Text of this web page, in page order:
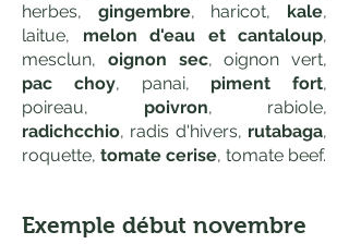
herbes, gingembre, haricot, kale,
laitue, melon d'eau et cantaloup,
mesclun, oignon sec, oignon vert,
pac choy, panai, piment fort,
poireau, poivron, rabiole,
radichcchio, radis d'hivers, rutabaga,
roquette, tomate cerise, tomate beef.
Exemple début novembre